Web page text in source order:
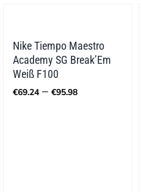
Nike Tiempo Maestro
Academy SG Break’Em
Weiß F100
€69.24 – €95.98Preisspanne: